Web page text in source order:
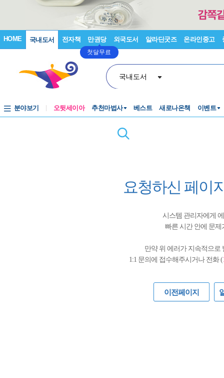
HOME 국내도서 전자책 만권당
첫달무료
외국도서 알라딘굿즈 온라인중고
국내도서
분야보기 오뒷세이아 추천마법사 베스트 새로나온책 이벤트
요청하신 페이
시스템 관리자에게
빠른 시간 안에 문
만약 위 에러가 지속적으로
1:1 문의에 접수해주시거나 전화 (
이전페이지